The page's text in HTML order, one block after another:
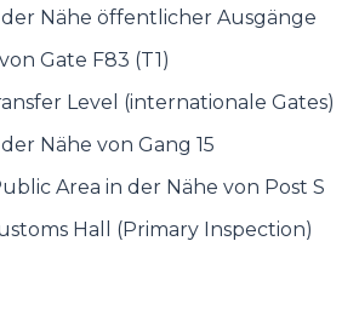
der Nähe öffentlicher Ausgänge
Gate F83 (T1)
Level (internationale Gates)
Nähe von Gang 15
Area in der Nähe von Post S
Hall (Primary Inspection)